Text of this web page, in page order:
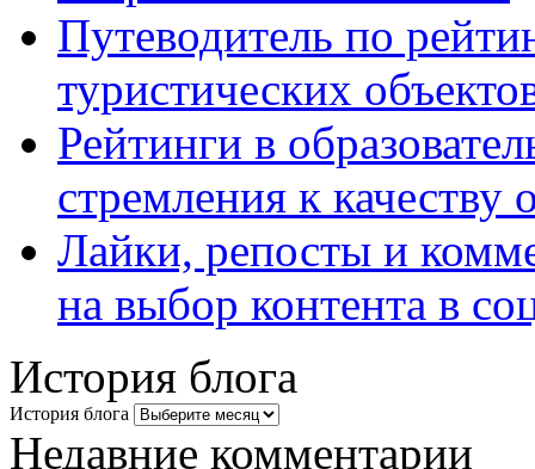
Путеводитель по
туристических
Рейтинги в
стремления к качеству
Лайки, репосты и
на выбор контента в
История блога
История блога
Недавние комментарии